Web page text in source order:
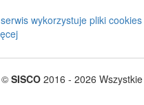
wykorzystuje pliki
© SISCO 2016 - 2026